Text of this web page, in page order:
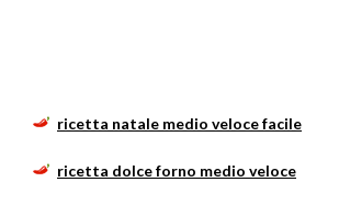
ricetta natale medio veloce facile
ricetta dolce forno medio veloce